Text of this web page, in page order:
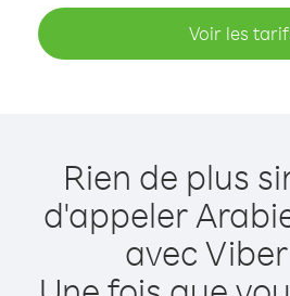
Voir les
Rien de plus
d'appeler
avec